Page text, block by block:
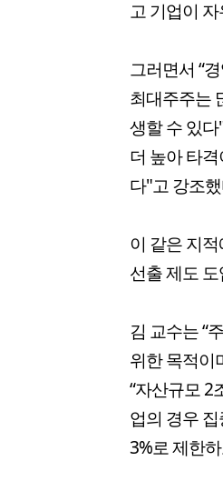
고 기업이
그러면서 “
최대주주는
생할 수 있
더 높아 타
다"고 강조
이 같은 지
선출 제도
김 교수는 “
위한 목적이
“자산규모 2
업의 경우
3%로 제한